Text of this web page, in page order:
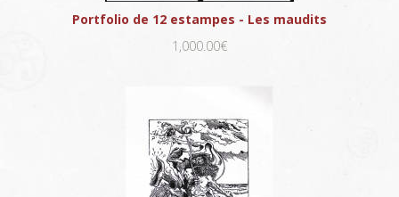
Portfolio de 12 estampes - Les maudits
1,000.00€